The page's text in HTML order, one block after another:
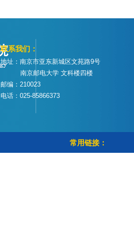
联系我们：
地址：南京市亚东新城区文苑路9号
南京邮电大学 文科楼四楼
邮编：210023
电话：025-85866373
常用链接：